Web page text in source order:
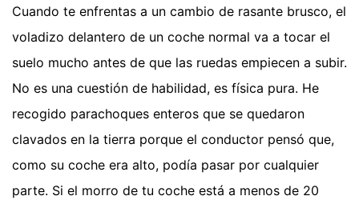
Cuando te enfrentas a un cambio de rasante brusco, el
voladizo delantero de un coche normal va a tocar el
suelo mucho antes de que las ruedas empiecen a subir.
No es una cuestión de habilidad, es física pura. He
recogido parachoques enteros que se quedaron
clavados en la tierra porque el conductor pensó que,
como su coche era alto, podía pasar por cualquier
parte. Si el morro de tu coche está a menos de 20